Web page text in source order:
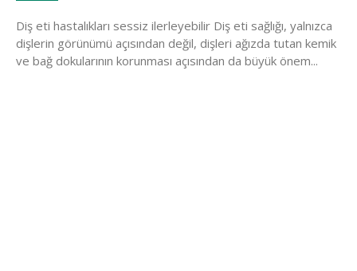
Diş eti hastalıkları sessiz ilerleyebilir Diş eti sağlığı, yalnızca
dişlerin görünümü açısından değil, dişleri ağızda tutan kemik
ve bağ dokularının korunması açısından da büyük önem...